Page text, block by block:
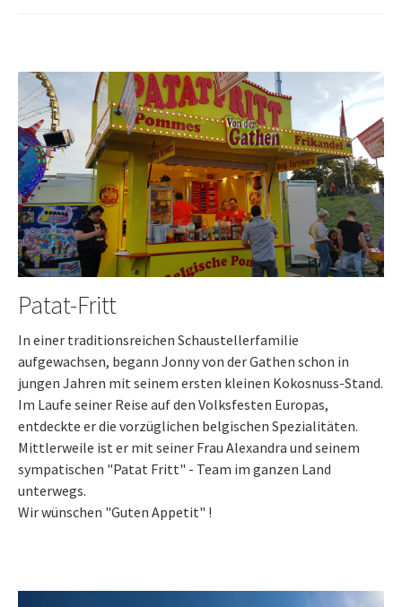
Patat-Fritt
In einer traditionsreichen Schaustellerfamilie
aufgewachsen, begann Jonny von der Gathen schon in
jungen Jahren mit seinem ersten kleinen Kokosnuss-Stand.
Im Laufe seiner Reise auf den Volksfesten Europas,
entdeckte er die vorzüglichen belgischen Spezialitäten.
Mittlerweile ist er mit seiner Frau Alexandra und seinem
sympatischen "Patat Fritt" - Team im ganzen Land
unterwegs.
Wir wünschen "Guten Appetit" !